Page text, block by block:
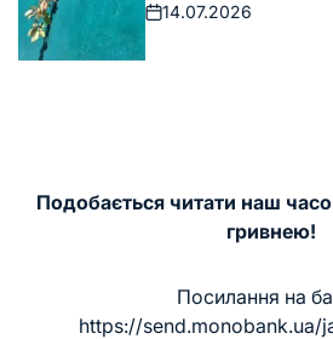
Дата
14.07.2026
Подобається читати наш
гривнею!
Посилання на
https://send.monobank.ua/